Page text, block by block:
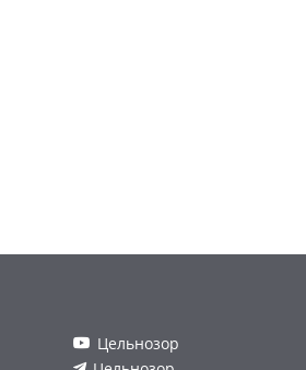
Цельнозор